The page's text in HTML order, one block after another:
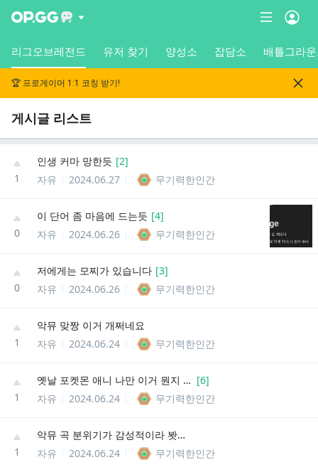
리그오브레전드 유저 찾기 양성소 잡담소 배틀그라
🏆 프로게이머 1:1 코칭 받기!
게시글 리스트
1
인생 커마 망한듯 [2]
자유
2024.06.27 무기력한인간
0
이 단어 좀 마음에 드는듯 [4]
자유
2024.06.26 무기력한인간
0
저에게는 모찌가 있습니다 [3]
자유
2024.06.26 무기력한인간
1
악뮤 맞짱 이거 개쩌네요
자유
2024.06.24 무기력한인간
1
옛날 포켓몬 애니 나만 이거 뭔지 몰랏냐 [6]
자유
2024.06.24 무기력한인간
1
악뮤 곡 분위기가 감성적이라 봣더니
자유
2024.06.24 무기력한인간